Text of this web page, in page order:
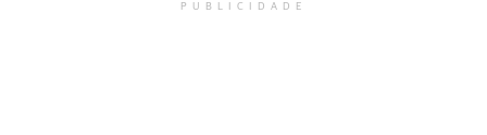
PUBLICIDADE